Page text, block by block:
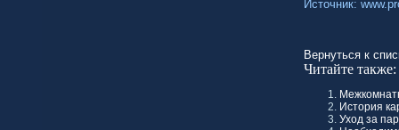
Источник:
Вернуться к
Читайте также:
История
Уход за